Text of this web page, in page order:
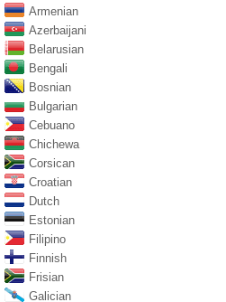
Armenian
Azerbaijani
Belarusian
Bengali
Bosnian
Bulgarian
Cebuano
Chichewa
Corsican
Croatian
Dutch
Estonian
Filipino
Finnish
Frisian
Galician